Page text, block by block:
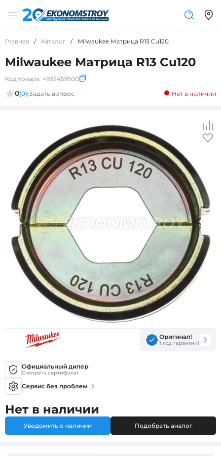
Главная / Каталог / Milwaukee Матрица R13 Cu120
Milwaukee Матрица R13 Cu120
Код товара: 4932459500
0(0)|Задать вопрос Нет в наличии
Оригинал!
1 год гарантии!
Официальный дилер
Смотреть сертификат
Сервис без проблем
Нет в наличии
Уведомить о наличии Подобрать аналог